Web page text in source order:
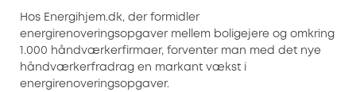
Hos Energihjem.dk, der formidler
energirenoveringsopgaver mellem boligejere og omkring
1.000 håndværkerfirmaer, forventer man med det nye
håndværkerfradrag en markant vækst i
energirenoveringsopgaver.